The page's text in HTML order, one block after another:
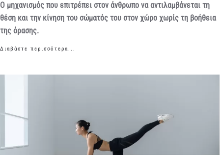
Ο μηχανισμός που επιτρέπει στον άνθρωπο να αντιλαμβάνεται τη
θέση και την κίνηση του σώματός του στον χώρο χωρίς τη βοήθεια
της όρασης.
Διαβάστε περισσότερα...